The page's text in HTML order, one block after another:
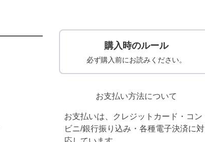
購入時のルール
必ず購入前にお読みください。
お支払い方法について
お支払いは、クレジットカード・コン
ビニ/銀行振り込み・各種電子決済に対